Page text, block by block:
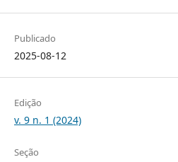
Publicado
2025-08-12
Edição
v. 9 n. 1 (2024)
Seção